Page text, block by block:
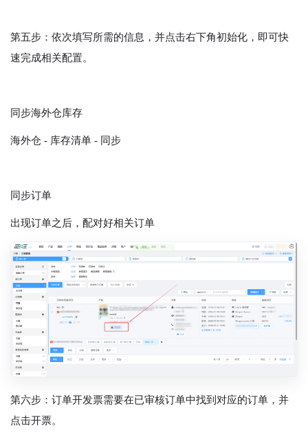
第五步：依次填写所需的信息，并点击右下角初始化，即可快
速完成相关配置。
同步海外仓库存
海外仓 - 库存清单 - 同步
同步订单
出现订单之后，配对好相关订单
第六步：订单开发票需要在已审核订单中找到对应的订单，并
点击开票。